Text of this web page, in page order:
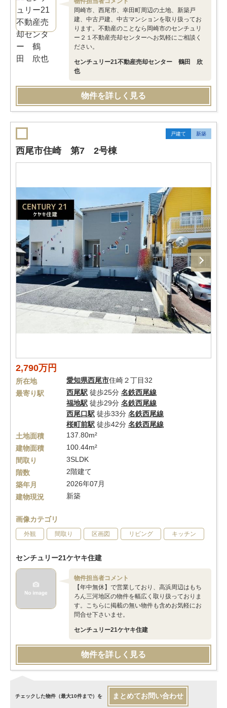
岡崎市、西尾市、幸田町周辺の土地、新築戸
建、中古戸建、中古マンションを取り扱ってお
ります。不動産のことなら岡崎市のセンチュリ
ー２１不動産売却センターへお気軽にご相談く
ださい。
センチュリー21不動産売却センター 鶴田 欣
也
物件を詳しく見る
戸建て 新築
西尾市住崎 第7 2号棟
2,790万円
所在地 愛知県西尾市住崎２丁目32
最寄り駅
西尾駅 徒歩25分 名鉄西尾線
福地駅 徒歩29分 名鉄西尾線
西尾口駅 徒歩33分 名鉄西尾線
桜町前駅 徒歩42分 名鉄西尾線
土地面積
137.80m²
建物面積
100.44m²
間取り
3SLDK
階数
2階建て
築年月
2026年07月
建物現況
新築
画像カテゴリ
外観 間取り 区画図 リビング キッチン
センチュリー21ケヤキ住建
物件担当者コメント
【年中無休】で営業しており、高浜周辺はもち
ろん三河地区の物件を幅広く取り扱っておりま
す。こちらに掲載の無い物件も含めお気軽にお
問合せ下さいませ。
センチュリー21ケヤキ住建
物件を詳しく見る
チェックした物件（最大10件まで）を まとめてお問い合わせ